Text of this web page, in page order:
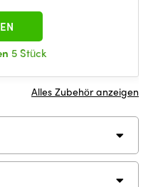
5 Stück
Alles Zubehör anzeigen